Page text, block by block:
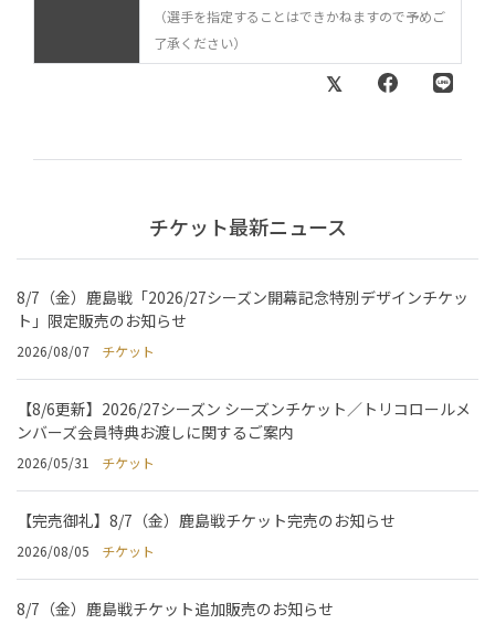
（選手を指定することはできかねますので予めご
了承ください）
チケット最新ニュース
8/7（金）鹿島戦「2026/27シーズン開幕記念特別デザインチケッ
ト」限定販売のお知らせ
2026/08/07 チケット
【8/6更新】2026/27シーズン シーズンチケット／トリコロールメ
ンバーズ会員特典お渡しに関するご案内
2026/05/31 チケット
【完売御礼】8/7（金）鹿島戦チケット完売のお知らせ
2026/08/05 チケット
8/7（金）鹿島戦チケット追加販売のお知らせ